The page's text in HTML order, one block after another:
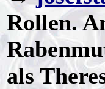
Rollen.
als